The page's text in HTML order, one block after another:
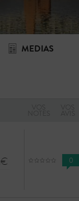
MEDIAS
0